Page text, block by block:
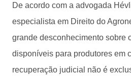
De acordo com a advogada
especialista em Direito do
grande desconhecimento sobre
disponíveis para produtores em
recuperação judicial não é